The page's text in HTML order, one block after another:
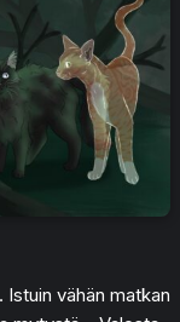
Istuin vähän matkan